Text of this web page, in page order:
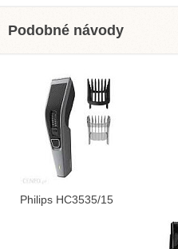
Podobné návody
Philips HC3535/15